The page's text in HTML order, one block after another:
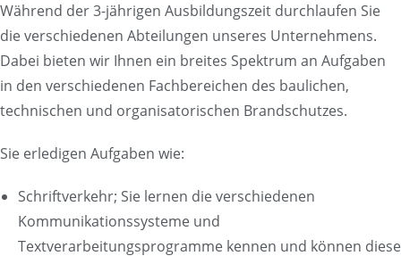
Während der 3-jährigen Ausbildungszeit durchlaufen Sie
die verschiedenen Abteilungen unseres Unternehmens.
Dabei bieten wir Ihnen ein breites Spektrum an Aufgaben
in den verschiedenen Fachbereichen des baulichen,
technischen und organisatorischen Brandschutzes.
Sie erledigen Aufgaben wie:
Schriftverkehr; Sie lernen die verschiedenen
Kommunikationssysteme und
Textverarbeitungsprogramme kennen und können diese